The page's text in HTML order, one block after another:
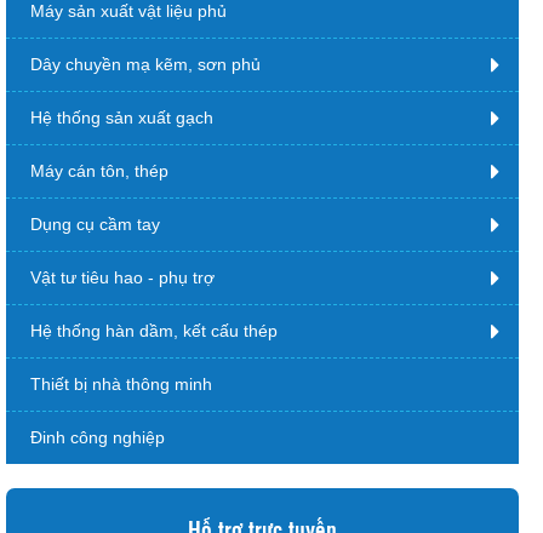
Máy sản xuất vật liệu phủ
Dây chuyền mạ kẽm, sơn phủ
Hệ thống sản xuất gạch
Máy cán tôn, thép
Dụng cụ cầm tay
Vật tư tiêu hao - phụ trợ
Hệ thống hàn dầm, kết cấu thép
Thiết bị nhà thông minh
Đinh công nghiệp